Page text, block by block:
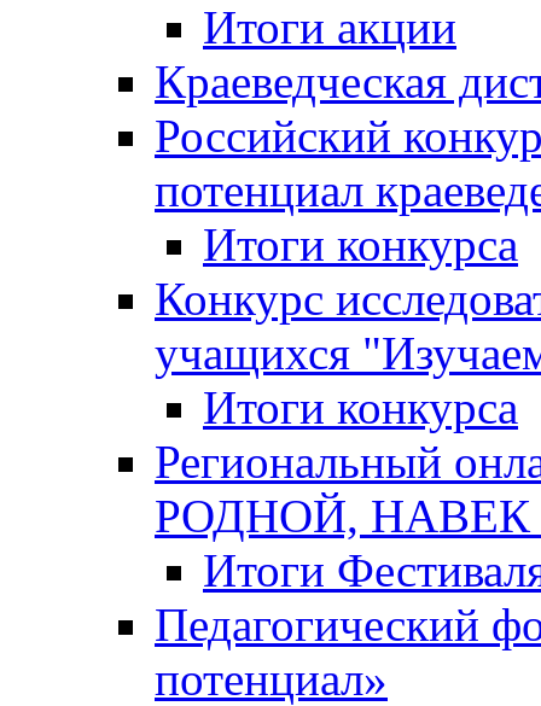
Итоги акции
Краеведческая
Российский
потенциал
Итоги конкурса
Конкурс
учащихся
Итоги конкурса
Региональный
РОДНОЙ,
Итоги
Педагогический
потенциал»